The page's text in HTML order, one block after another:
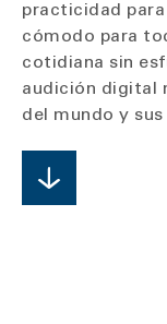
practicidad
cómodo para
cotidiana sin
audición digital
del mundo y